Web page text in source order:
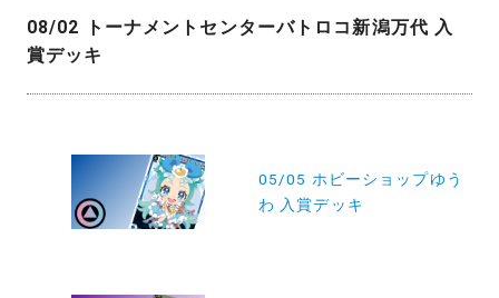
08/02 トーナメントセンターバトロコ新潟万代 入
賞デッキ
05/05 ホビーショップゆう
わ 入賞デッキ